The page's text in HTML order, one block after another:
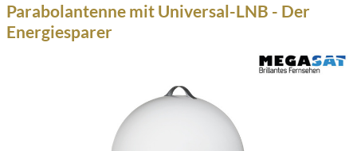
Parabolantenne mit Universal-LNB - Der
Energiesparer